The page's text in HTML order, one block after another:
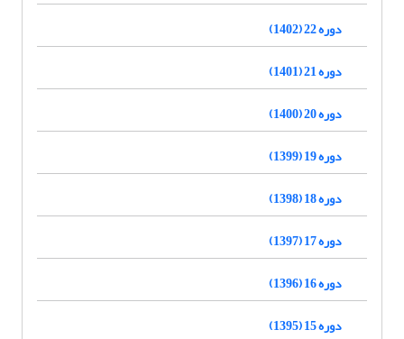
دوره 22 (1402)
دوره 21 (1401)
دوره 20 (1400)
دوره 19 (1399)
دوره 18 (1398)
دوره 17 (1397)
دوره 16 (1396)
دوره 15 (1395)